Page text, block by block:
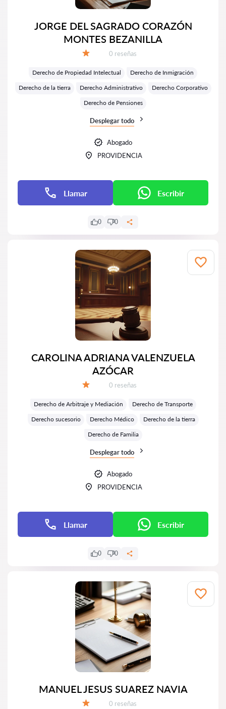
JORGE DEL SAGRADO CORAZÓN
MONTES BEZANILLA
Número de reseñas:
0 reseñas
Derecho de Propiedad Intelectual
Derecho de Inmigración
Derecho de la tierra
Derecho Administrativo
Derecho Corporativo
Derecho de Pensiones
Desplegar todo
Abogado
PROVIDENCIA
Llamar Escribir
0 0
CAROLINA ADRIANA VALENZUELA
AZÓCAR
Número de reseñas:
0 reseñas
Derecho de Arbitraje y Mediación
Derecho de Transporte
Derecho sucesorio
Derecho Médico
Derecho de la tierra
Derecho de Familia
Desplegar todo
Abogado
PROVIDENCIA
Llamar Escribir
0 0
MANUEL JESUS SUAREZ NAVIA
Número de reseñas:
0 reseñas